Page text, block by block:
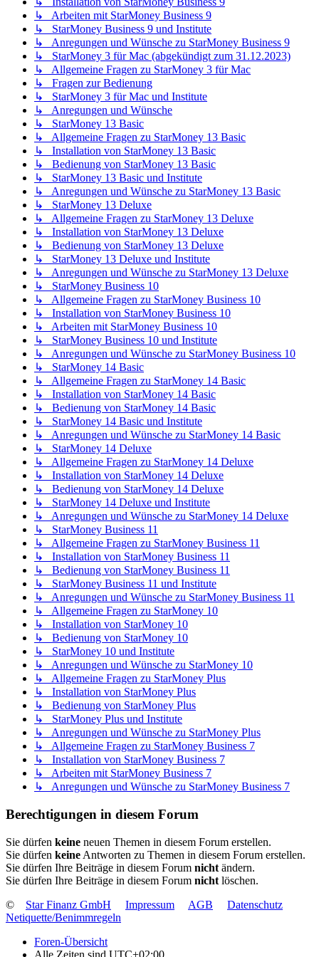
↳ Arbeiten mit StarMoney Business 9
↳ StarMoney Business 9 und Institute
↳ Anregungen und Wünsche zu StarMoney Business 9
↳ StarMoney 3 für Mac (abgekündigt zum 31.12.2023)
↳ Allgemeine Fragen zu StarMoney 3 für Mac
↳ Fragen zur Bedienung
↳ StarMoney 3 für Mac und Institute
↳ Anregungen und Wünsche
↳ StarMoney 13 Basic
↳ Allgemeine Fragen zu StarMoney 13 Basic
↳ Installation von StarMoney 13 Basic
↳ Bedienung von StarMoney 13 Basic
↳ StarMoney 13 Basic und Institute
↳ Anregungen und Wünsche zu StarMoney 13 Basic
↳ StarMoney 13 Deluxe
↳ Allgemeine Fragen zu StarMoney 13 Deluxe
↳ Installation von StarMoney 13 Deluxe
↳ Bedienung von StarMoney 13 Deluxe
↳ StarMoney 13 Deluxe und Institute
↳ Anregungen und Wünsche zu StarMoney 13 Deluxe
↳ StarMoney Business 10
↳ Allgemeine Fragen zu StarMoney Business 10
↳ Installation von StarMoney Business 10
↳ Arbeiten mit StarMoney Business 10
↳ StarMoney Business 10 und Institute
↳ Anregungen und Wünsche zu StarMoney Business 10
↳ StarMoney 14 Basic
↳ Allgemeine Fragen zu StarMoney 14 Basic
↳ Installation von StarMoney 14 Basic
↳ Bedienung von StarMoney 14 Basic
↳ StarMoney 14 Basic und Institute
↳ Anregungen und Wünsche zu StarMoney 14 Basic
↳ StarMoney 14 Deluxe
↳ Allgemeine Fragen zu StarMoney 14 Deluxe
↳ Installation von StarMoney 14 Deluxe
↳ Bedienung von StarMoney 14 Deluxe
↳ StarMoney 14 Deluxe und Institute
↳ Anregungen und Wünsche zu StarMoney 14 Deluxe
↳ StarMoney Business 11
↳ Allgemeine Fragen zu StarMoney Business 11
↳ Installation von StarMoney Business 11
↳ Bedienung von StarMoney Business 11
↳ StarMoney Business 11 und Institute
↳ Anregungen und Wünsche zu StarMoney Business 11
↳ Allgemeine Fragen zu StarMoney 10
↳ Installation von StarMoney 10
↳ Bedienung von StarMoney 10
↳ StarMoney 10 und Institute
↳ Anregungen und Wünsche zu StarMoney 10
↳ Allgemeine Fragen zu StarMoney Plus
↳ Installation von StarMoney Plus
↳ Bedienung von StarMoney Plus
↳ StarMoney Plus und Institute
↳ Anregungen und Wünsche zu StarMoney Plus
↳ Allgemeine Fragen zu StarMoney Business 7
↳ Installation von StarMoney Business 7
↳ Arbeiten mit StarMoney Business 7
↳ Anregungen und Wünsche zu StarMoney Business 7
Berechtigungen in diesem Forum
Sie dürfen keine neuen Themen in diesem Forum erstellen.
Sie dürfen keine Antworten zu Themen in diesem Forum erstellen.
Sie dürfen Ihre Beiträge in diesem Forum nicht ändern.
Sie dürfen Ihre Beiträge in diesem Forum nicht löschen.
©
Star Finanz GmbH Impressum AGB
Datenschutz
Netiquette/Benimmregeln
Foren-Übersicht
Alle Zeiten sind UTC+02:00